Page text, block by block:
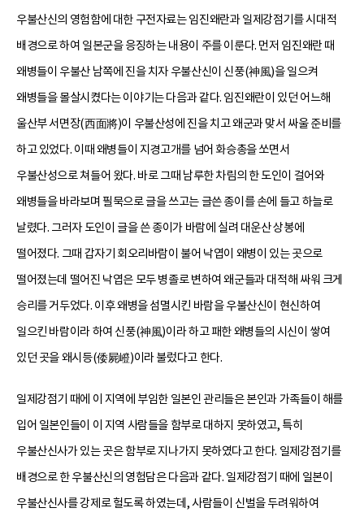
우불산신의 영험함에 대한 구전자료는 임진왜란과 일제강점기를 시대적
배경으로 하여 일본군을 응징하는 내용이 주를 이룬다. 먼저 임진왜란 때
왜병들이 우불산 남쪽에 진을 치자 우불산신이 신풍(神風)을 일으켜
왜병들을 몰살시켰다는 이야기는 다음과 같다. 임진왜란이 있던 어느해
울산부 서면장(西面將)이 우불산성에 진을 치고 왜군과 맞서 싸울 준비를
하고 있었다. 이때 왜병들이 지경고개를 넘어 화승총을 쏘면서
우불산성으로 쳐들어 왔다. 바로 그때 남루한 차림의 한 도인이 걸어와
왜병들을 바라보며 필묵으로 글을 쓰고는 글쓴 종이를 손에 들고 하늘로
날렸다. 그러자 도인이 글을 쓴 종이가 바람에 실려 대운산 상봉에
떨어졌다. 그때 갑자기 회오리바람이 불어 낙엽이 왜병이 있는 곳으로
떨어졌는데 떨어진 낙엽은 모두 병졸로 변하여 왜군들과 대적해 싸워 크게
승리를 거두었다. 이후 왜병을 섬멸시킨 바람을 우불산신이 현신하여
일으킨 바람이라 하여 신풍(神風)이라 하고 패한 왜병들의 시신이 쌓여
있던 곳을 왜시등(倭屍嶝)이라 불렀다고 한다.
일제강점기 때에 이 지역에 부임한 일본인 관리들은 본인과 가족들이 해를
입어 일본인들이 이 지역 사람들을 함부로 대하지 못하였고, 특히
우불산신사가 있는 곳은 함부로 지나가지 못하였다고 한다. 일제강점기를
배경으로 한 우불산신의 영험담은 다음과 같다. 일제강점기 때에 일본이
우불산신사를 강제로 헐도록 하였는데, 사람들이 신벌을 두려워하여